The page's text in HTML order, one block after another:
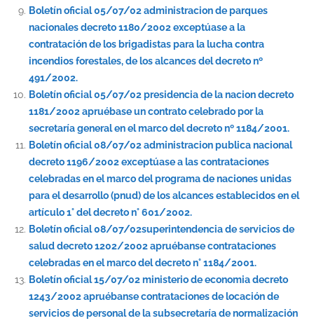
Boletín oficial 05/07/02 administracion de parques
nacionales decreto 1180/2002 exceptúase a la
contratación de los brigadistas para la lucha contra
incendios forestales, de los alcances del decreto nº
491/2002.
Boletín oficial 05/07/02 presidencia de la nacion decreto
1181/2002 apruébase un contrato celebrado por la
secretaría general en el marco del decreto nº 1184/2001.
Boletín oficial 08/07/02 administracion publica nacional
decreto 1196/2002 exceptúase a las contrataciones
celebradas en el marco del programa de naciones unidas
para el desarrollo (pnud) de los alcances establecidos en el
artículo 1° del decreto n° 601/2002.
Boletín oficial 08/07/02superintendencia de servicios de
salud decreto 1202/2002 apruébanse contrataciones
celebradas en el marco del decreto n° 1184/2001.
Boletín oficial 15/07/02 ministerio de economia decreto
1243/2002 apruébanse contrataciones de locación de
servicios de personal de la subsecretaría de normalización